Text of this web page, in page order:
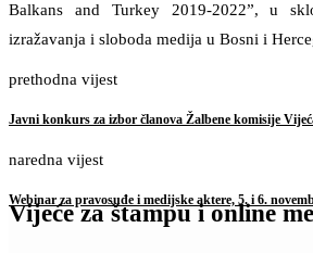
Balkans and Turkey 2019-2022”, u
izražavanja i sloboda medija u Bosni i
prethodna vijest
Javni konkurs za izbor članova Žalbene komisije
naredna vijest
Webinar za pravosuđe i medijske aktere, 5. i 6.
Vijeće za štampu i online